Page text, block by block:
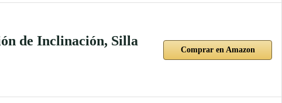
de Inclinación, Silla
Comprar en Amazon